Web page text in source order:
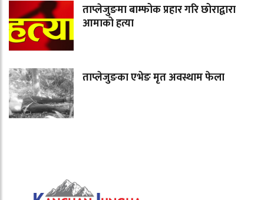
ताप्लेजुङमा बाम्फोक प्रहार गरि छोराद्वारा
आमाको हत्या
ताप्लेजुङका एभेङ मृत अवस्थाम फेला